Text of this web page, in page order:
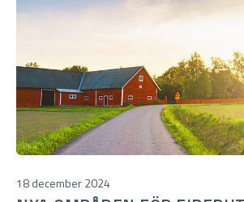
18 december 2024